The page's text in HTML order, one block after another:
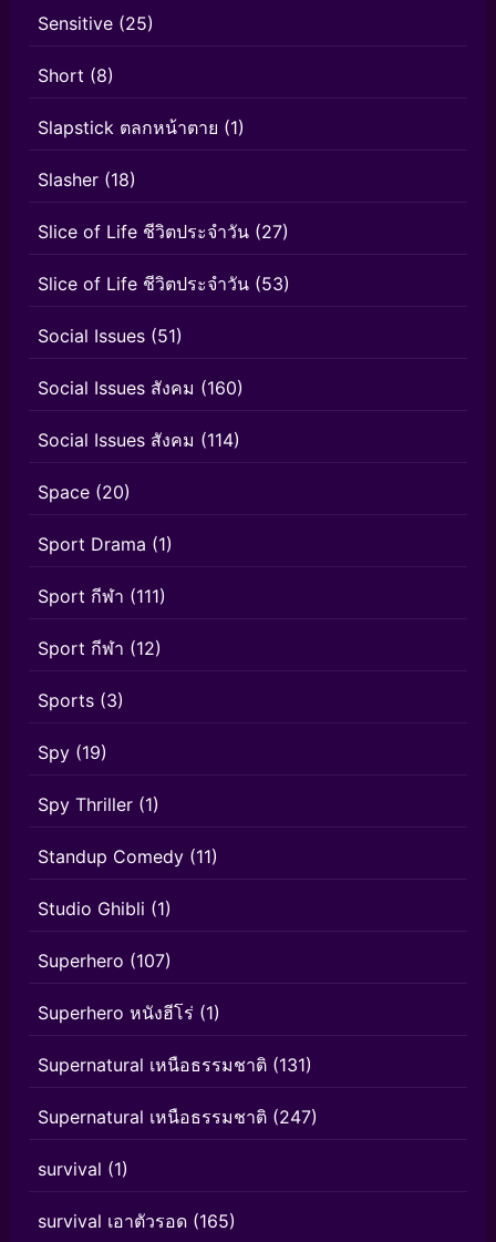
Sensitive (25)
Short (8)
Slapstick ตลกหน้าตาย (1)
Slasher (18)
Slice of Life ชีวิตประจำวัน (27)
Slice of Life ชีวิตประจำวัน (53)
Social Issues (51)
Social Issues สังคม (160)
Social Issues สังคม (114)
Space (20)
Sport Drama (1)
Sport กีฬา (111)
Sport กีฬา (12)
Sports (3)
Spy (19)
Spy Thriller (1)
Standup Comedy (11)
Studio Ghibli (1)
Superhero (107)
Superhero หนังฮีโร่ (1)
Supernatural เหนือธรรมชาติ (131)
Supernatural เหนือธรรมชาติ (247)
survival (1)
survival เอาตัวรอด (165)